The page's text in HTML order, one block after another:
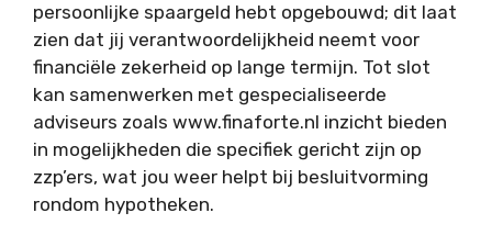
persoonlijke spaargeld hebt opgebouwd; dit laat
zien dat jij verantwoordelijkheid neemt voor
financiële zekerheid op lange termijn. Tot slot
kan samenwerken met gespecialiseerde
adviseurs zoals www.finaforte.nl inzicht bieden
in mogelijkheden die specifiek gericht zijn op
zzp’ers, wat jou weer helpt bij besluitvorming
rondom hypotheken.